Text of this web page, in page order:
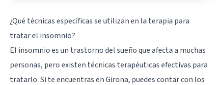
¿Qué técnicas específicas se utilizan en la terapia para
tratar el insomnio?
El insomnio es un trastorno del sueño que afecta a muchas
personas, pero existen técnicas terapéuticas efectivas para
tratarlo. Si te encuentras en Girona, puedes contar con los